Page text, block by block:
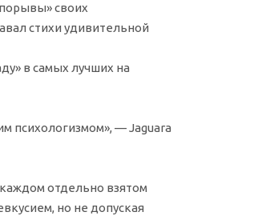
своих
стихи удивительной
в самых лучших на
психологизмом», — Jaguara
отдельно взятом
но не допуская